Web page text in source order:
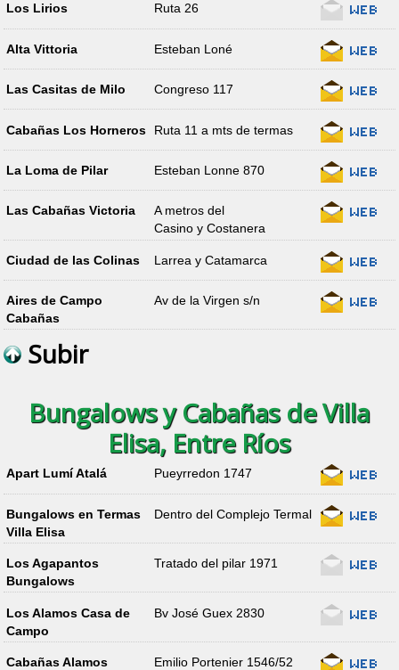
Los Lirios Ruta 26
Alta Vittoria Esteban Loné
Las Casitas de Milo Congreso 117
Cabañas Los Horneros Ruta 11 a mts de termas
La Loma de Pilar Esteban Lonne 870
Las Cabañas Victoria
A metros del
Casino y Costanera
Ciudad de las Colinas Larrea y Catamarca
Aires de Campo
Cabañas
Av de la Virgen s/n
Subir
Bungalows y Cabañas de Villa
Elisa, Entre Ríos
Apart Lumí Atalá Pueyrredon 1747
Bungalows en Termas
Villa Elisa
Dentro del Complejo Termal
Los Agapantos
Bungalows
Tratado del pilar 1971
Los Alamos Casa de
Campo
Bv José Guex 2830
Cabañas Alamos
Emilio Portenier 1546/52